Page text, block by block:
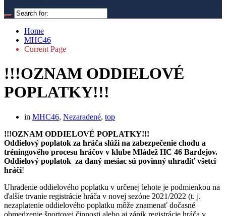
Home
MHC46
Current Page
!!!OZNAM ODDIELOVÉ
POPLATKY!!!
in MHC46, Nezaradené, top
!!!OZNAM ODDIELOVÉ POPLATKY!!!
Oddielový poplatok za hráča slúži na zabezpečenie chodu a
tréningového procesu hráčov v klube Mládež HC 46 Bardejov.
Oddielový poplatok za daný mesiac sú povinný uhradiť všetci
hráči!
Uhradenie oddielového poplatku v určenej lehote je podmienkou na
ďalšie trvanie registrácie hráča v novej sezóne 2021/2022 (t. j.
nezaplatenie oddielového poplatku môže znamenať dočasné
obmedzenie športovej činnosti alebo aj zánik registrácie hráča v